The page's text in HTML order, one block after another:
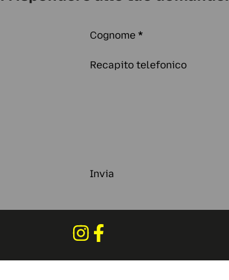
Cognome *
Recapito telefonico
Invia